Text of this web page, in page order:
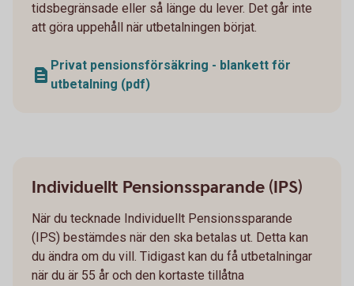
tidsbegränsade eller så länge du lever. Det går inte
att göra uppehåll när utbetalningen börjat.
Privat pensionsförsäkring - blankett för
utbetalning (pdf)
Individuellt Pensionssparande (IPS)
När du tecknade Individuellt Pensionssparande
(IPS) bestämdes när den ska betalas ut. Detta kan
du ändra om du vill. Tidigast kan du få utbetalningar
när du är 55 år och den kortaste tillåtna